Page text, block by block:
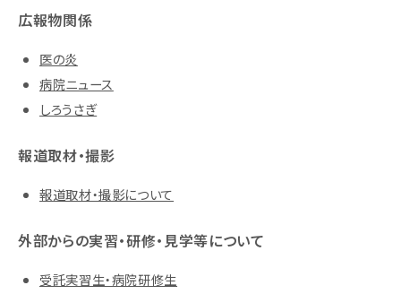
広報物関係
医の炎
病院ニュース
しろうさぎ
報道取材・撮影
報道取材・撮影について
外部からの実習・研修・見学等について
受託実習生・病院研修生